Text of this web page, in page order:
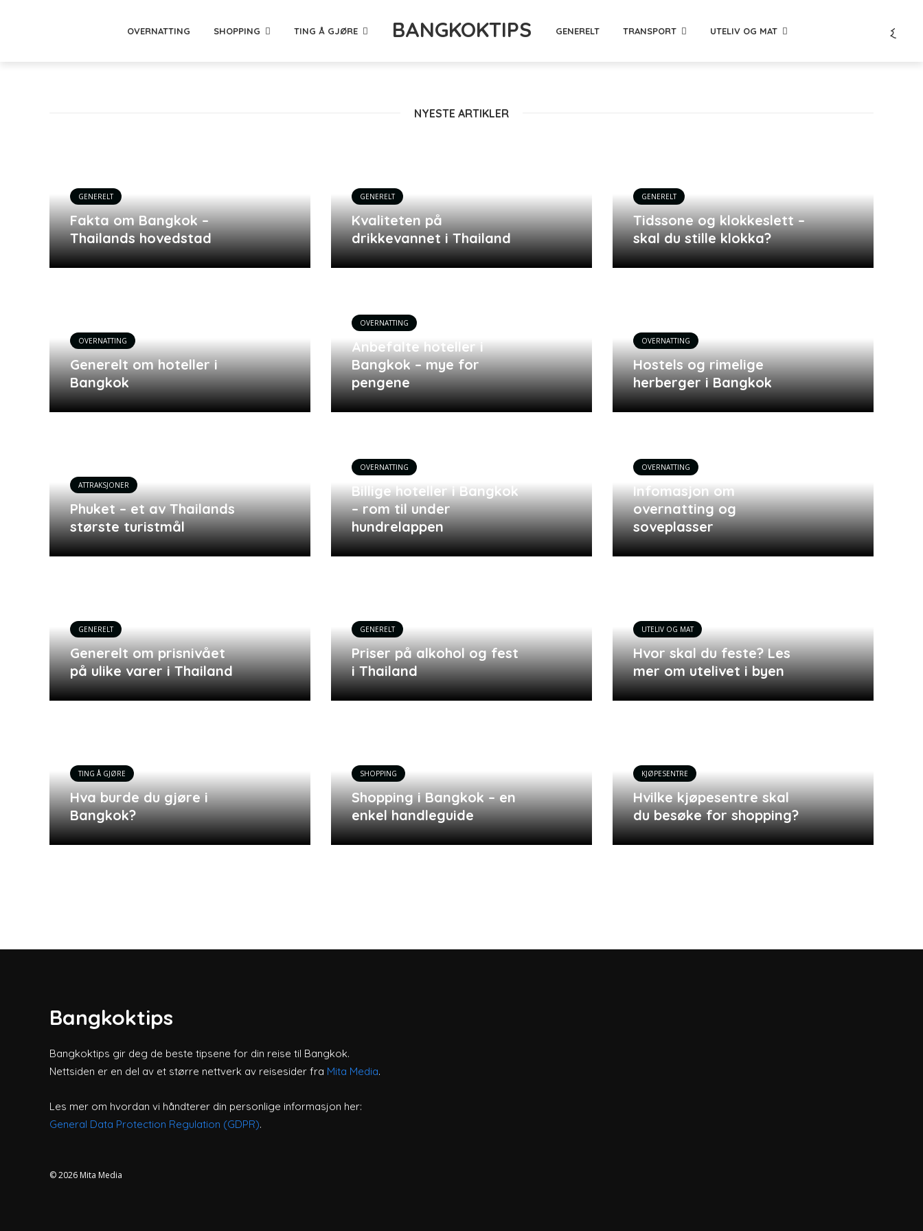
OVERNATTING SHOPPING TING Å GJØRE BANGKOKTIPS GENERELT TRANSPORT UTELIV OG MAT
NYESTE ARTIKLER
GENERELT
Fakta om Bangkok –
Thailands hovedstad
GENERELT
Kvaliteten på
drikkevannet i Thailand
GENERELT
Tidssone og klokkeslett –
skal du stille klokka?
OVERNATTING
Generelt om hoteller i
Bangkok
OVERNATTING
Anbefalte hoteller i
Bangkok – mye for
pengene
OVERNATTING
Hostels og rimelige
herberger i Bangkok
ATTRAKSJONER
Phuket – et av Thailands
største turistmål
OVERNATTING
Billige hoteller i Bangkok
– rom til under
hundrelappen
OVERNATTING
Infomasjon om
overnatting og
soveplasser
GENERELT
Generelt om prisnivået
på ulike varer i Thailand
GENERELT
Priser på alkohol og fest
i Thailand
UTELIV OG MAT
Hvor skal du feste? Les
mer om utelivet i byen
TING Å GJØRE
Hva burde du gjøre i
Bangkok?
SHOPPING
Shopping i Bangkok – en
enkel handleguide
KJØPESENTRE
Hvilke kjøpesentre skal
du besøke for shopping?
Bangkoktips
Bangkoktips gir deg de beste tipsene for din reise til Bangkok.
Nettsiden er en del av et større nettverk av reisesider fra Mita Media.
Les mer om hvordan vi håndterer din personlige informasjon her:
General Data Protection Regulation (GDPR).
© 2026 Mita Media